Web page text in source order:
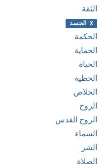
الثقة
X الجسد
الحكمة
الحماية
الحياة
الخطية
الخلاص
الروح
الروح القدس
السماء
الشر
الصلاة